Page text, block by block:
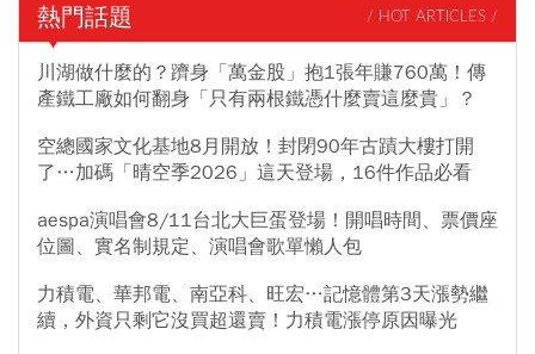
熱門話題 / HOT ARTICLES /
川湖做什麼的？躋身「萬金股」抱1張年賺760萬！傳
產鐵工廠如何翻身「只有兩根鐵憑什麼賣這麼貴」？
空總國家文化基地8月開放！封閉90年古蹟大樓打開
了…加碼「晴空季2026」這天登場，16件作品必看
aespa演唱會8/11台北大巨蛋登場！開唱時間、票價座
位圖、實名制規定、演唱會歌單懶人包
力積電、華邦電、南亞科、旺宏…記憶體第3天漲勢繼
續，外資只剩它沒買超還賣！力積電漲停原因曝光